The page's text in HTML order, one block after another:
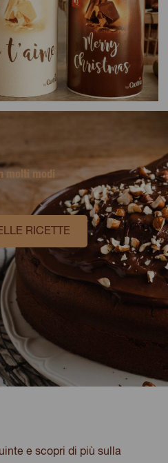
molti modi
RICETTE
e scopri di più sulla